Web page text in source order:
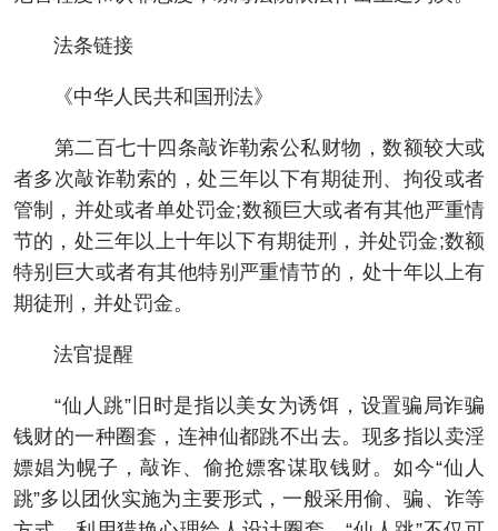
法条链接
《中华人民共和国刑法》
第二百七十四条敲诈勒索公私财物，数额较大或
者多次敲诈勒索的，处三年以下有期徒刑、拘役或者
管制，并处或者单处罚金;数额巨大或者有其他严重情
节的，处三年以上十年以下有期徒刑，并处罚金;数额
特别巨大或者有其他特别严重情节的，处十年以上有
期徒刑，并处罚金。
法官提醒
“仙人跳”旧时是指以美女为诱饵，设置骗局诈骗
钱财的一种圈套，连神仙都跳不出去。现多指以卖淫
嫖娼为幌子，敲诈、偷抢嫖客谋取钱财。如今“仙人
跳”多以团伙实施为主要形式，一般采用偷、骗、诈等